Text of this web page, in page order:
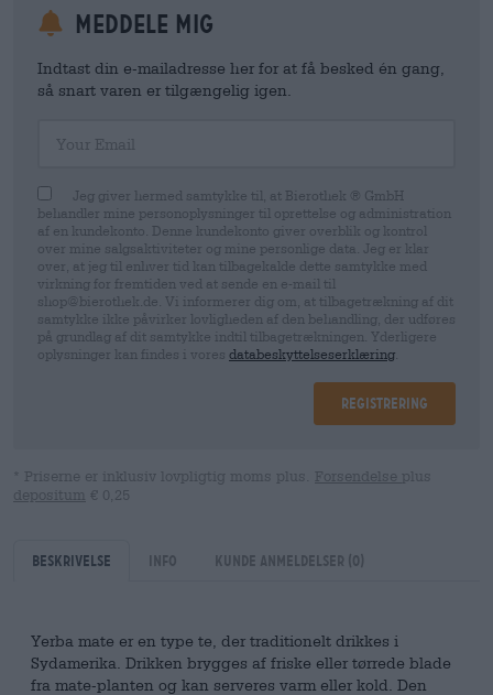
meddele mig
Indtast din e-mailadresse her for at få besked én gang,
så snart varen er tilgængelig igen.
Jeg giver hermed samtykke til, at Bierothek ® GmbH
behandler mine personoplysninger til oprettelse og administration
af en kundekonto. Denne kundekonto giver overblik og kontrol
over mine salgsaktiviteter og mine personlige data. Jeg er klar
over, at jeg til enhver tid kan tilbagekalde dette samtykke med
virkning for fremtiden ved at sende en e-mail til
shop@bierothek.de. Vi informerer dig om, at tilbagetrækning af dit
samtykke ikke påvirker lovligheden af ​​den behandling, der udføres
på grundlag af dit samtykke indtil tilbagetrækningen. Yderligere
oplysninger kan findes i vores databeskyttelseserklæring
Registrering
* Priserne er inklusiv lovpligtig moms plus. Forsendelse plus
depositum € 0,25
Beskrivelse Info kunde anmeldelser (0)
Yerba mate er en type te, der traditionelt drikkes i
Sydamerika. Drikken brygges af friske eller tørrede blade
fra mate-planten og kan serveres varm eller kold. Den